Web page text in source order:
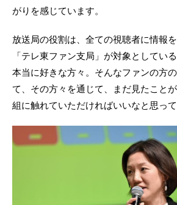
がりを感じています。
放送局の役割は、全ての視聴者に情報
「テレ東ファン支局」が対象としてい
本当に好きな方々。そんなファンの方
て、その方々を通じて、まだ見たこと
組に触れていただければいいなと思って